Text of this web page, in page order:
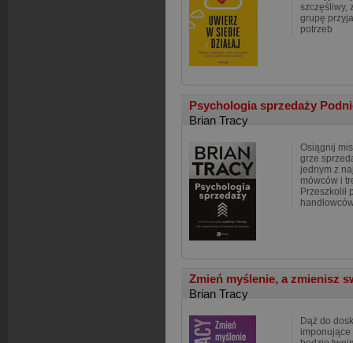
szczęśliwy,
grupę
potrzeb
Psychologia sprzedaży
Brian Tracy
Osiągnij
grze
jednym z
mówców i
Przeszkolił
Zmień myślenie, a zmienisz
Brian Tracy
Dąż do
imponujące